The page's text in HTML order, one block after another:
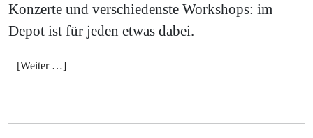
Konzerte und verschiedenste Workshops: im
Depot ist für jeden etwas dabei.
[Weiter …]